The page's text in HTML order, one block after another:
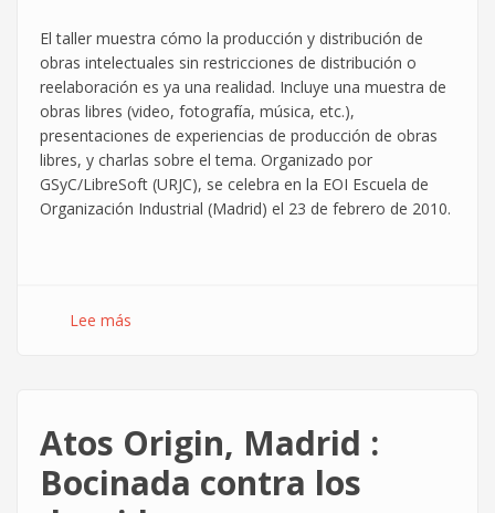
la
Universidad
Carlos
III
El taller muestra cómo la producción y distribución de
obras intelectuales sin restricciones de distribución o
reelaboración es ya una realidad. Incluye una muestra de
obras libres (video, fotografía, música, etc.),
presentaciones de experiencias de producción de obras
libres, y charlas sobre el tema. Organizado por
GSyC/LibreSoft (URJC), se celebra en la EOI Escuela de
Organización Industrial (Madrid) el 23 de febrero de 2010.
Lee más
libres
Atos Origin, Madrid :
Bocinada contra los